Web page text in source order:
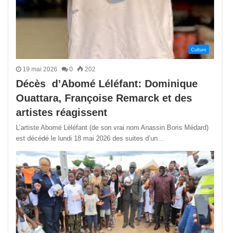
Culture
19 mai 2026 0 202
Décès d’Abomé Léléfant: Dominique
Ouattara, Françoise Remarck et des
artistes réagissent
L’artiste Abomé Léléfant (de son vrai nom Anassin Boris Médard)
est décédé le lundi 18 mai 2026 des suites d’un…